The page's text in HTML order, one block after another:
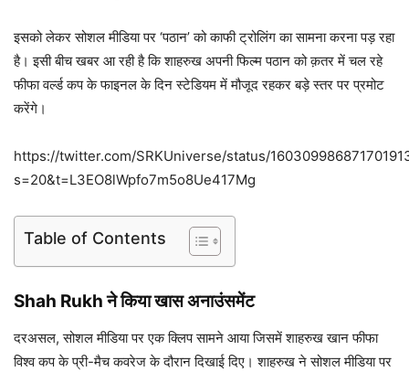
इसको लेकर सोशल मीडिया पर ‘पठान’ को काफी ट्रोलिंग का सामना करना पड़ रहा
है। इसी बीच खबर आ रही है कि शाहरुख अपनी फिल्म पठान को क़तर में चल रहे
फीफा वर्ल्ड कप के फाइनल के दिन स्टेडियम में मौजूद रहकर बड़े स्तर पर प्रमोट
करेंगे।
https://twitter.com/SRKUniverse/status/
s=20&t=L3EO8lWpfo7m5o8Ue417Mg
Table of Contents
Shah Rukh ने किया खास अनाउंसमेंट
दरअसल, सोशल मीडिया पर एक क्लिप सामने आया जिसमें शाहरुख खान फीफा
विश्व कप के प्री-मैच कवरेज के दौरान दिखाई दिए। शाहरुख ने सोशल मीडिया पर